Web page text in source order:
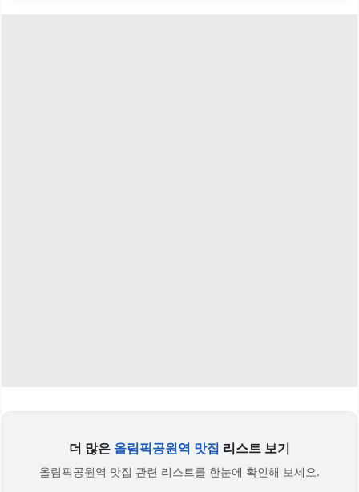
더 많은 올림픽공원역 맛집 리스트 보기
올림픽공원역 맛집 관련 리스트를 한눈에 확인해 보세요.